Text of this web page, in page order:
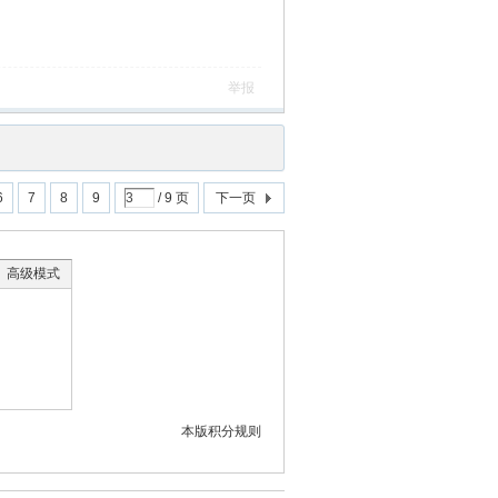
举报
7 8 9 / 9 页 下一页
高级模式
本版积分规则